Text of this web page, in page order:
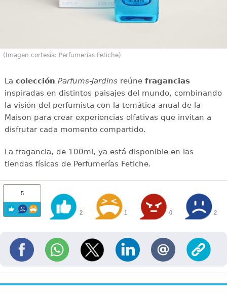
(Imagen cortesía: Perfumerías Fetiche)
La colección Parfums-Jardinsreúne fragancias
inspiradas en distintos paisajes del mundo, combinando
la visión del perfumista con la temática anual de la
Maison para crear experiencias olfativas que invitan a
disfrutar cada momento compartido.
La fragancia, de 100ml, ya está disponible en las
tiendas físicas de Perfumerías Fetiche.
5
2 1 0 2